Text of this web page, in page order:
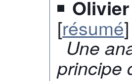
[résumé]
Une
principe